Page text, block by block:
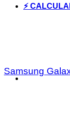
⚡
Samsung